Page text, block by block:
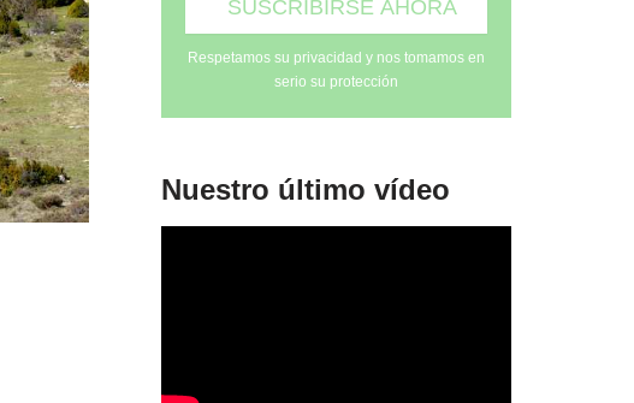
Respetamos su privacidad y nos tomamos en
serio su protección
Nuestro último vídeo